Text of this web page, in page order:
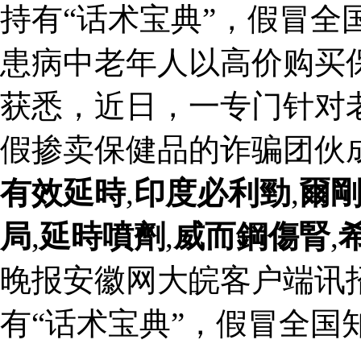
持有“话术宝典”，假冒全
患病中老年人以高价购
获悉，近日，一专门针对
假掺卖保健品的诈骗团
有效延時,印度必利勁,爾
局,延時噴劑,威而鋼傷腎,
晚报安徽网大皖客户端
有“话术宝典”，假冒全国